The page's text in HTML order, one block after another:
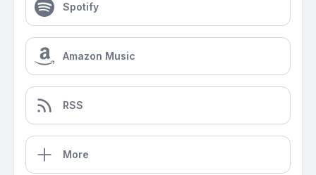
Spotify
Amazon Music
RSS
More